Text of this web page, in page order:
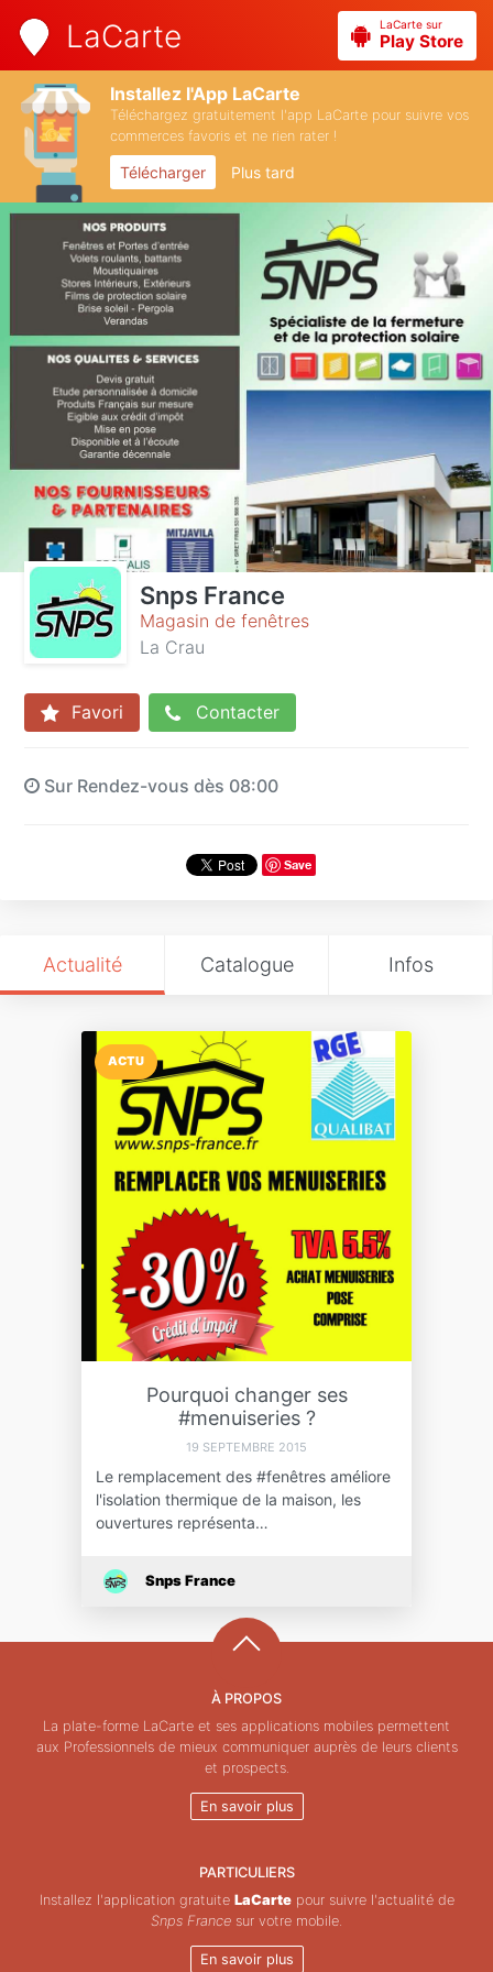
LaCarte LaCarte sur
Play Store
Installez l'App LaCarte
Téléchargez gratuitement l'app LaCarte pour suivre vos
commerces favoris et ne rien rater !
Télécharger Plus tard
Snps France
Magasin de fenêtres
La Crau
Favori Contacter
Sur Rendez-vous dès 08:00
Save
Actualité Catalogue Infos
ACTU
Pourquoi changer ses
#menuiseries ?
19 SEPTEMBRE 2015
Le remplacement des #fenêtres améliore
l'isolation thermique de la maison, les
ouvertures représenta…
Snps France
À PROPOS
La plate-forme LaCarte et ses applications mobiles permettent
aux Professionnels de mieux communiquer auprès de leurs clients
et prospects.
En savoir plus
PARTICULIERS
Installez l'application gratuite LaCartepour suivre l'actualité de
Snps France sur votre mobile.
En savoir plus